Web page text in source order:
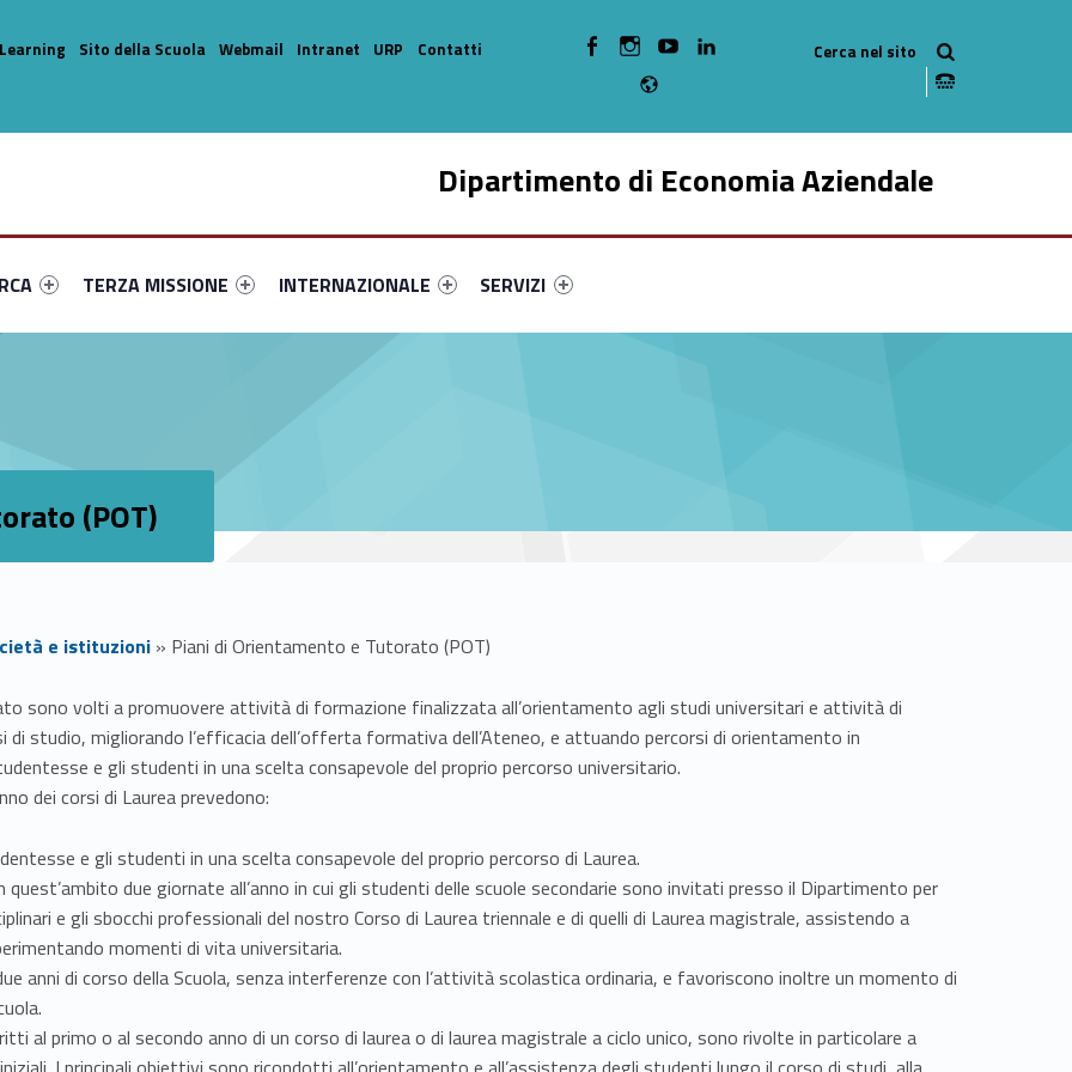
Dipartimento di Economia Aziendale
primary-87610-14
#link-menu-primary-35154-33
Link identifier #link-menu-primary-58693-44
TERZA MISSIONE
Link identifier #link-menu-primary-58266-49
INTERNAZIONALE
Link identifier #link-menu-primary-4031-59
SERVIZI
Sito della Scuola Webmail Intranet URP
Contatti
WebMan on Facebook
WebMan on Instagram
WebMan on Youtube
(POT)
e istituzioni » Piani di Orientamento e Tutorato (POT)
sono volti a promuovere attività di formazione finalizzata all’orientamento agli studi universitari e attività di
studio, migliorando l’efficacia dell’offerta formativa dell’Ateneo, e attuando percorsi di orientamento in
e gli studenti in una scelta consapevole del proprio percorso universitario.
dei corsi di Laurea prevedono:
e gli studenti in una scelta consapevole del proprio percorso di Laurea.
due giornate all’anno in cui gli studenti delle scuole secondarie sono invitati presso il Dipartimento per
e gli sbocchi professionali del nostro Corso di Laurea triennale e di quelli di Laurea magistrale, assistendo a
momenti di vita universitaria.
anni di corso della Scuola, senza interferenze con l’attività scolastica ordinaria, e favoriscono inoltre un momento di
primo o al secondo anno di un corso di laurea o di laurea magistrale a ciclo unico, sono rivolte in particolare a